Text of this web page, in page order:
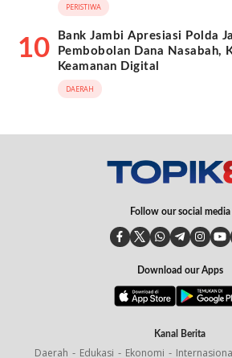
PERISTIWA
10
Bank Jambi Apresiasi Polda
Pembobolan Dana Nasabah,
Keamanan Digital
DAERAH
Follow our social media
Download our Apps
Kanal Berita
Daerah Edukasi Ekonomi